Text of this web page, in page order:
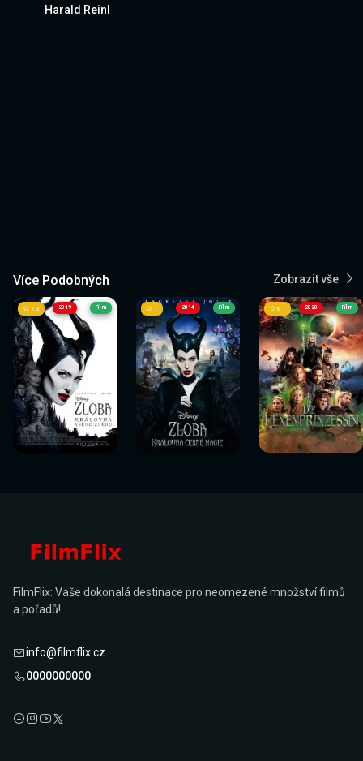
Harald Reinl
Více Podobných Zobrazit vše
2019
Sledovat
nyní
7.3 Film
Sledovat
nyní
2014
Sledovat
nyní
7 Film
Sledovat
nyní
2020
Sledovat
nyní
6.1 Film
Sledovat
nyní
FilmFlix: Vaše dokonalá destinace pro neomezené množství filmů
a pořadů!
info@filmflix.cz
0000000000